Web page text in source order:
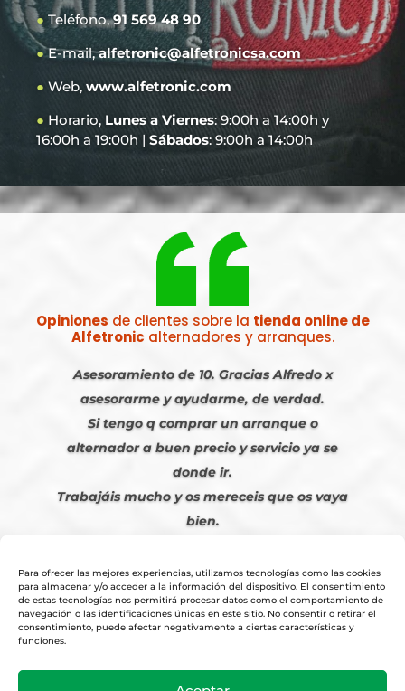
Para ofrecer las mejores experiencias, utilizamos tecnologías como las cookies
para almacenar y/o acceder a la información del dispositivo. El consentimiento
de estas tecnologías nos permitirá procesar datos como el comportamiento de
navegación o las identificaciones únicas en este sitio. No consentir o retirar el
consentimiento, puede afectar negativamente a ciertas características y
funciones.
●Teléfono,91 569 48 90
●E-mail,alfetronic@alfetronicsa.com
● Web, www.alfetronic.com
● Horario, Lunes a Viernes: 9:00h a 14:00h y
16:00h a 19:00h | Sábados: 9:00h a 14:00h
Opiniones de clientes sobre la tienda online de
Alfetronic alternadores y arranques.
Asesoramiento de 10. Gracias Alfredo x
asesorarme y ayudarme, de verdad.
Si tengo q comprar un arranque o
alternador a buen precio y servicio ya se
donde ir.
Trabajáis mucho y os mereceis que os vaya
bien.